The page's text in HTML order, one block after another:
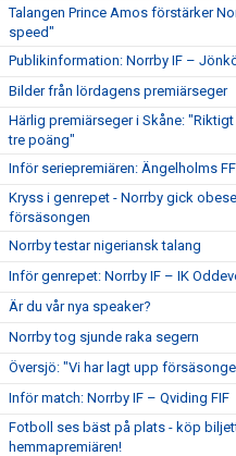
Talangen Prince Amos förstärker
speed"
Publikinformation: Norrby IF –
Bilder från lördagens premiärseger
Härlig premiärseger i Skåne:
tre poäng"
Inför seriepremiären: Ängelholms
Kryss i genrepet - Norrby gick
försäsongen
Norrby testar nigeriansk talang
Inför genrepet: Norrby IF – IK
Är du vår nya speaker?
Norrby tog sjunde raka segern
Översjö: "Vi har lagt upp
Inför match: Norrby IF – Qviding FIF
Fotboll ses bäst på plats - köp
hemmapremiären!